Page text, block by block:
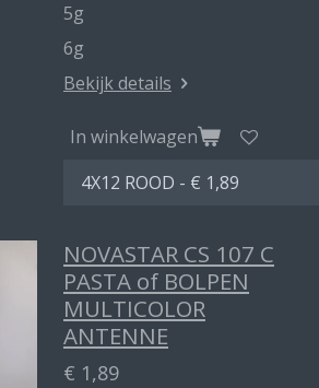
5g
6g
Bekijk details
In winkelwagen
NOVASTAR CS 107 C
PASTA of BOLPEN
MULTICOLOR
ANTENNE
€ 1,89